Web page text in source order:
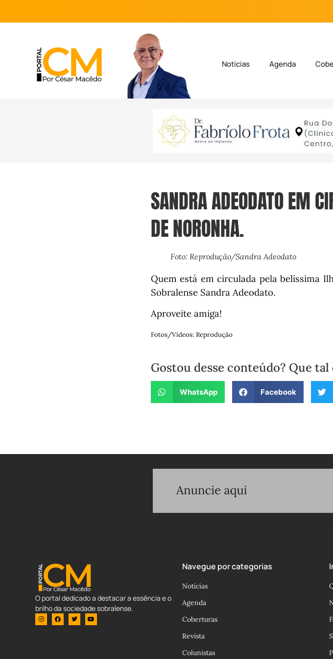
Notícias Agenda
SANDRA ADEODATO EM
DE NORONHA.
Foto: Reprodução/Sandra Adeodato
Quem está em circulada pela belíssima
Sobralense Sandra Adeodato.
Aproveite amiga!
Fotos/Vídeos: Reprodução
Gostou desse conteúdo? Que
WhatsApp Facebook
O portal dedicado a destacar a essência e o
brilho da sociedade sobralense.
Navegue por categorias
Notícias
Agenda
Coberturas
Revista
Colunistas